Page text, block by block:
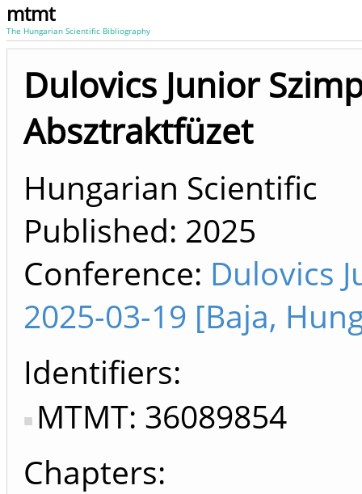
mtmt
The Hungarian Scientific Bibliography
Dulovics Junior
Absztraktfüzet
Hungarian Scientific
Published: 2025
Conference: Dulovics
2025-03-19 [Baja,
Identifiers
MTMT: 36089854
Chapters